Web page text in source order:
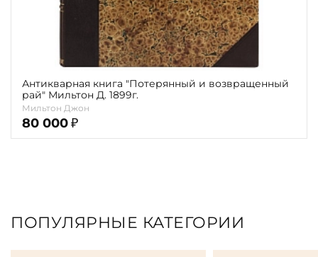
Антикварная книга "Потерянный и возвращенный
рай" Мильтон Д. 1899г.
Мильтон Джон
80 000 ₽
ПОПУЛЯРНЫЕ КАТЕГОРИИ